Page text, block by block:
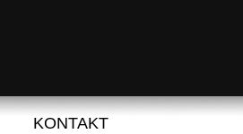
KONTAKT